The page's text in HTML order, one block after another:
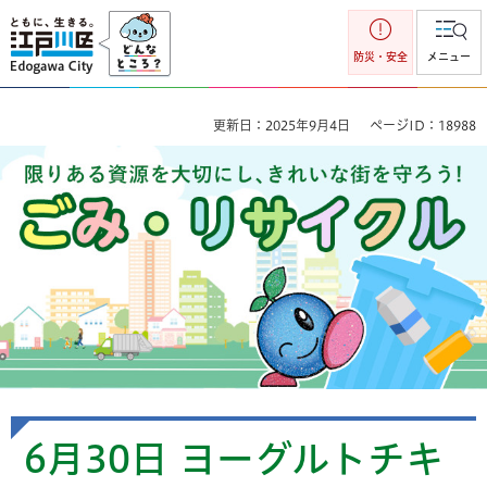
江戸川区
防災・安全 メニュー
更新日：2025年9月4日 ページID：18988
ごみ・リサイクル 限りのある資源を大切にし、きれいな街を
守ろう！
6月30日 ヨーグルトチキ